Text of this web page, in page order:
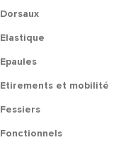
Dorsaux
Elastique
Epaules
Etirements et mobilité
Fessiers
Fonctionnels